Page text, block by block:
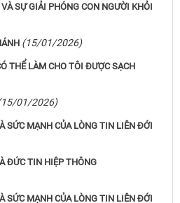
SỰ GIẢI PHÓNG CON NGƯỜI KHỎI
(15/01/2026)
THỂ LÀM CHO TÔI ĐƯỢC SẠCH
01/2026)
SỨC MẠNH CỦA LÒNG TIN LIÊN ĐỚI
ĐỨC TIN HIỆP THÔNG
SỨC MẠNH CỦA LÒNG TIN LIÊN ĐỚI